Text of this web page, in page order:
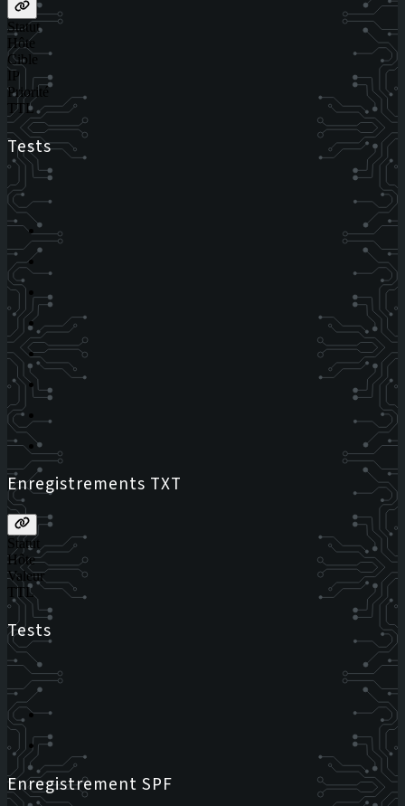
Statut
Hôte
Cible
IP
Priorité
TTL
Tests
Enregistrements TXT
Statut
Hôte
Valeur
TTL
Tests
Enregistrement SPF